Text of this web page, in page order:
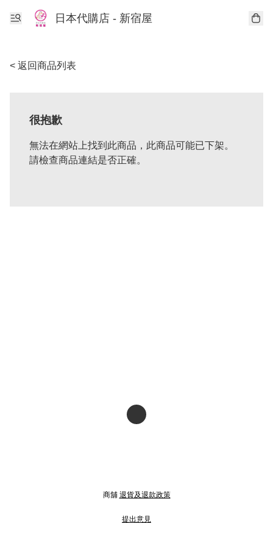
日本代購店 - 新宿屋
< 返回商品列表
很抱歉
無法在網站上找到此商品，此商品可能已下架。
請檢查商品連結是否正確。
商舖 退貨及退款政策
提出意見